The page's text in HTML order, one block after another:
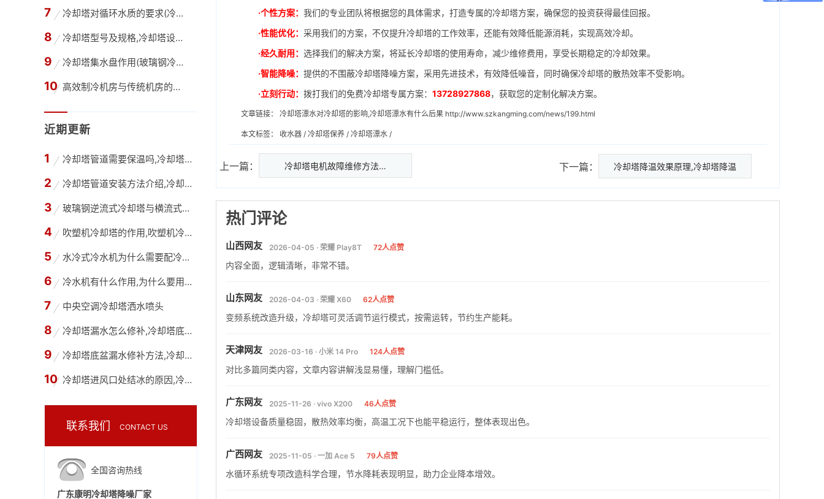
冷却塔对循环水质的要求(冷却塔循环水水质要求
冷却塔型号及规格,冷却塔设计选型的估算方法
冷却塔集水盘作用(玻璃钢冷却塔积水盘容量湿球
高效制冷机房与传统机房的区别,高效机房与普通
近期更新
冷却塔管道需要保温吗,冷却塔只在夏季使用管道
冷却塔管道安装方法介绍,冷却塔管道改造公司
玻璃钢逆流式冷却塔与横流式冷却塔有什么不同？
吹塑机冷却塔的作用,吹塑机冷却塔选型计算
水冷式冷水机为什么需要配冷却塔,冷水机和冷却
冷水机有什么作用,为什么要用冷水机？
中央空调冷却塔洒水喷头
冷却塔漏水怎么修补,冷却塔底部漏水用什么胶水
冷却塔底盆漏水修补方法,冷却塔底盘为什么会漏
冷却塔进风口处结冰的原因,冷却塔进风口处结冰
联系我们 CONTACT US
全国咨询热线
广东康明冷却塔降噪厂家
·个性方案： 我们的专业团队将根据您的具体需求，打造专属的冷却塔方案，确保您的投资获得最佳回报。
·性能优化： 采用我们的方案，不仅提升冷却塔的工作效率，还能有效降低能源消耗，实现高效冷却。
·经久耐用： 选择我们的解决方案，将延长冷却塔的使用寿命，减少维修费用，享受长期稳定的冷却效果。
·智能降噪： 提供的不围蔽冷却塔降噪方案，采用先进技术，有效降低噪音，同时确保冷却塔的散热效率不受影响。
·立刻行动： 拨打我们的免费冷却塔专属方案： 13728927868，获取您的定制化解决方案。
文章链接： 冷却塔漂水对冷却塔的影响,冷却塔漂水有什么后果 http://www.szkangming.com/news/199.html
本文标签： 收水器 / 冷却塔保养 / 冷却塔漂水 /
上一篇： 冷却塔电机故障维修方法… 下一篇： 冷却塔降温效果原理,冷却塔降温
热门评论
山西网友 2026-04-05 · 荣耀 Play8T 72人点赞
内容全面，逻辑清晰，非常不错。
山东网友 2026-04-03 · 荣耀 X60 62人点赞
变频系统改造升级，冷却塔可灵活调节运行模式，按需运转，节约生产能耗。
天津网友 2026-03-16 · 小米 14 Pro 124人点赞
对比多篇同类内容，文章内容讲解浅显易懂，理解门槛低。
广东网友 2025-11-26 · vivo X200 46人点赞
冷却塔设备质量稳固，散热效率均衡，高温工况下也能平稳运行，整体表现出色。
广西网友 2025-11-05 · 一加 Ace 5 79人点赞
水循环系统专项改造科学合理，节水降耗表现明显，助力企业降本增效。